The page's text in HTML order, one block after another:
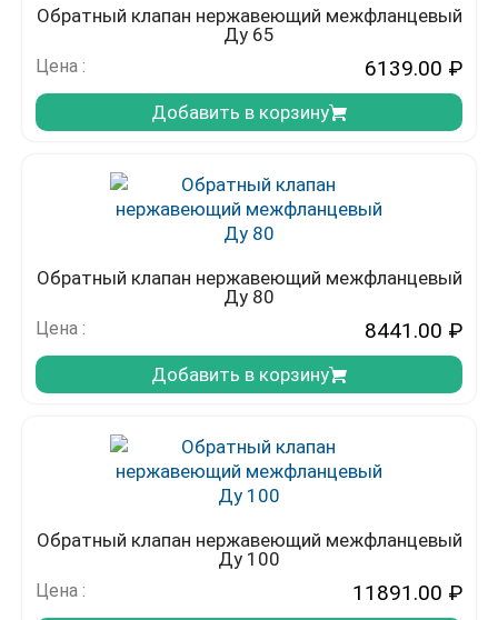
Обратный клапан нержавеющий межфланцевый
Ду 65
Цена : 6139.00 ₽
Добавить в корзину
Обратный клапан нержавеющий межфланцевый
Ду 80
Цена : 8441.00 ₽
Добавить в корзину
Обратный клапан нержавеющий межфланцевый
Ду 100
Цена : 11891.00 ₽